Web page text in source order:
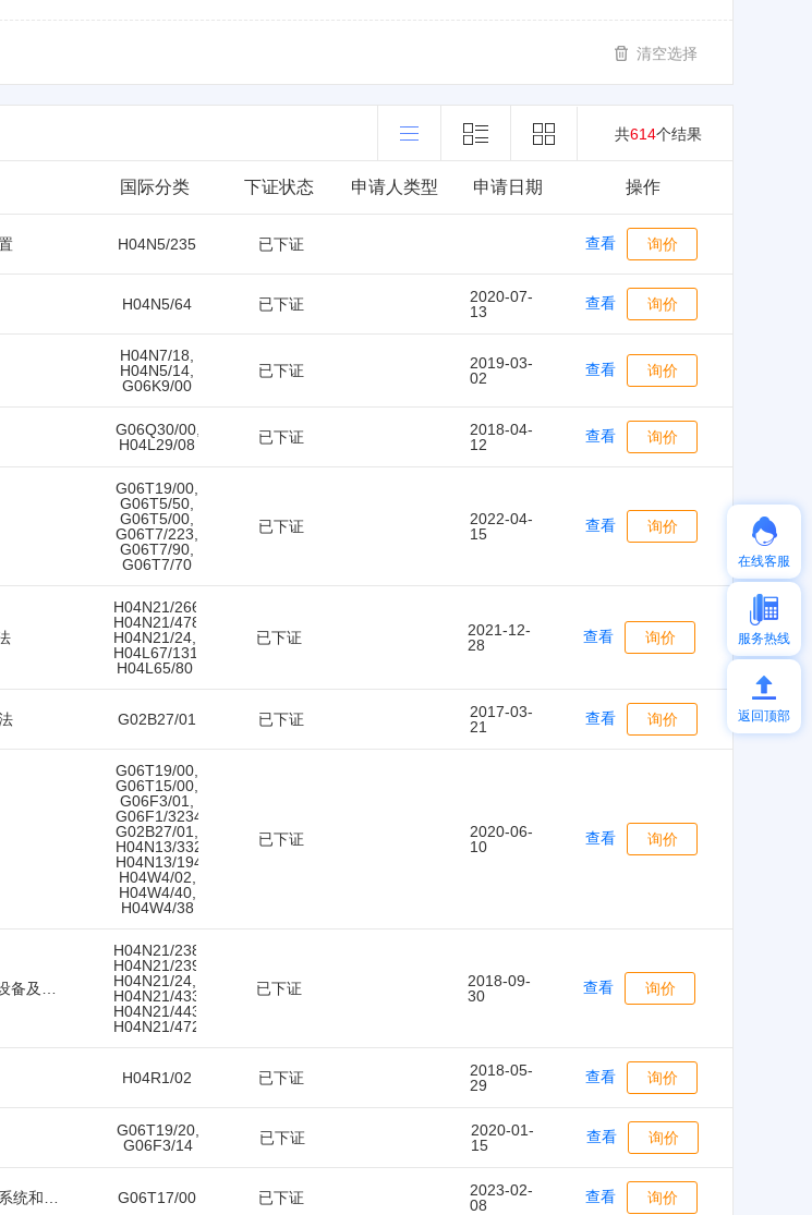
清空选择
共614个结果
国际分类 下证状态 申请人类型 申请日期 操作
H04N5/235 已下证 查看 询价
H04N5/64 已下证
2020-07-
13
查看 询价
H04N7/18,
H04N5/14,
G06K9/00
已下证
2019-03-
02
查看 询价
G06Q30/00,
H04L29/08
已下证
2018-04-
12
查看 询价
G06T19/00,
G06T5/50,
G06T5/00,
G06T7/223,
G06T7/90,
G06T7/70
已下证
2022-04-
15
查看
询价
H04N21/2662,
H04N21/478,
H04N21/24,
H04L67/131,
H04L65/80
已下证
2021-12-
28
查看
询价
G02B27/01 已下证
2017-03-
21
查看 询价
G06T19/00,
G06T15/00,
G06F3/01,
G06F1/3234,
G02B27/01,
H04N13/332,
H04N13/194,
H04W4/02,
H04W4/40,
H04W4/38
已下证
2020-06-
10
查看 询价
H04N21/2387,
H04N21/239,
H04N21/24,
H04N21/433,
H04N21/443,
H04N21/472
已下证
2018-09-
30
查看
询价
H04R1/02 已下证
2018-05-
29
查看 询价
G06T19/20,
G06F3/14
已下证
2020-01-
15
查看 询价
G06T17/00 已下证
2023-02-
08
查看 询价
在线客服
服务热线
返回顶部